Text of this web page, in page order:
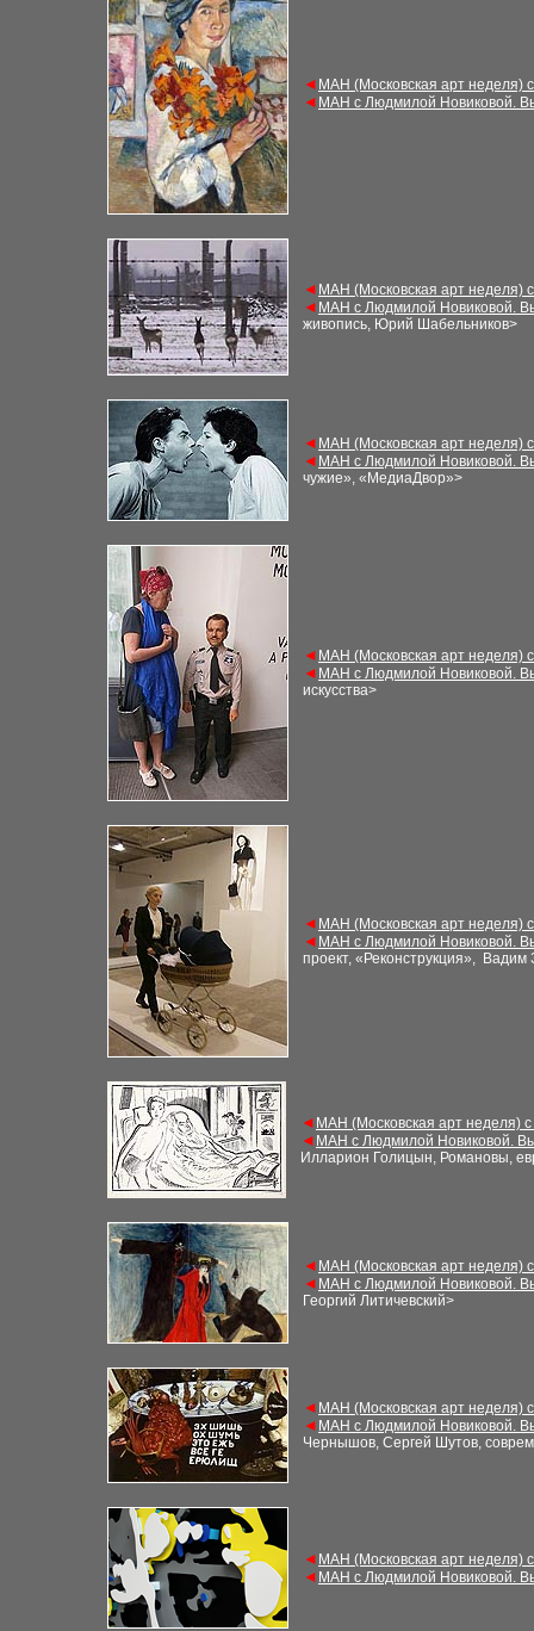
◄ МАН (Московская арт неделя)
◄ МАН с Людмилой Новиковой.
◄ МАН (Московская арт неделя)
◄ МАН с Людмилой Новиковой.
живопись, Юрий Шабельников>
◄ МАН (Московская арт неделя)
◄ МАН с Людмилой Новиковой.
чужие», «МедиаДвор»>
◄ МАН (Московская арт неделя)
◄ МАН с Людмилой Новиковой.
искусства>
◄ МАН (Московская арт неделя)
◄ МАН с Людмилой Новиковой.
проект, «Реконструкция», Вадим
◄ МАН (Московская арт неделя)
◄ МАН с Людмилой Новиковой.
Илларион Голицын, Романовы,
◄ МАН (Московская арт неделя)
◄ МАН с Людмилой Новиковой.
Георгий Литичевский>
◄ МАН (Московская арт неделя)
◄ МАН с Людмилой Новиковой.
Чернышов, Сергей Шутов,
◄ МАН (Московская арт неделя)
◄ МАН с Людмилой Новиковой.